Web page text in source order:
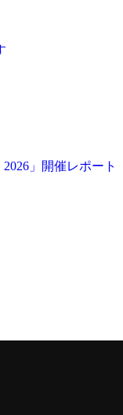
」開催レポート